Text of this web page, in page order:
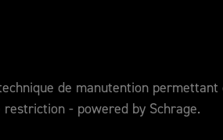
de manutention
- powered by Schrage.